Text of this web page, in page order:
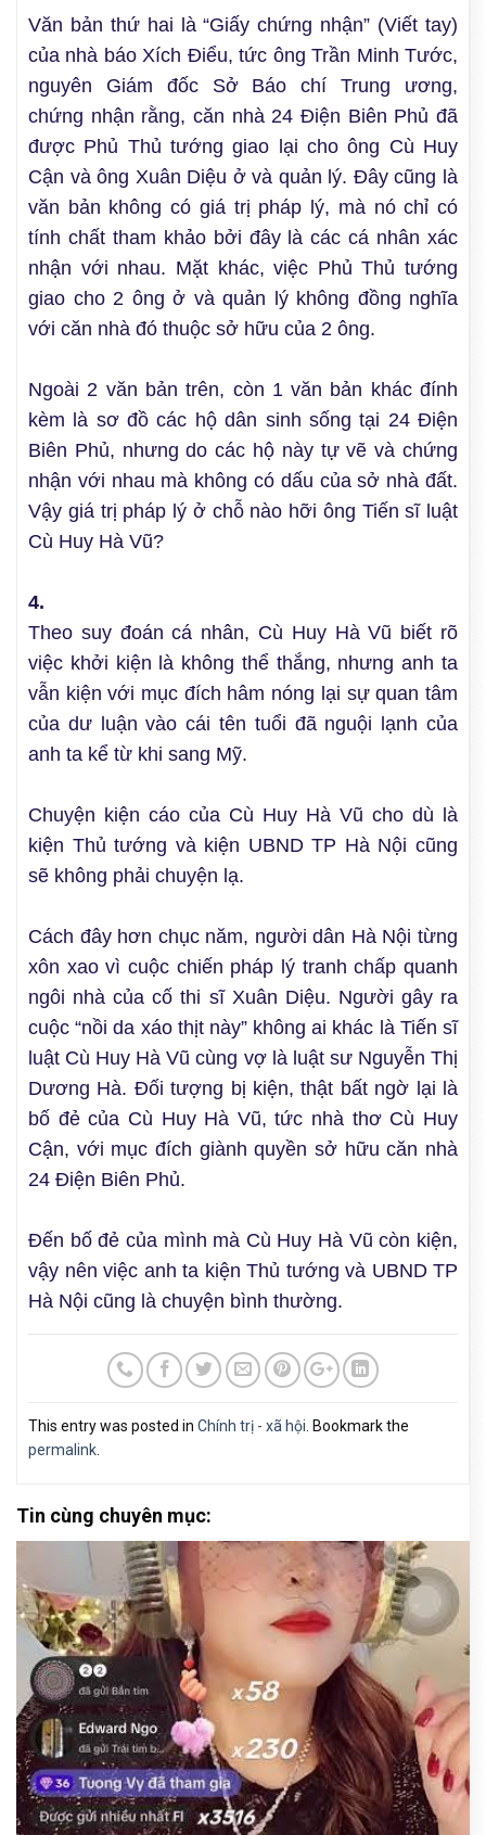
Văn bản thứ hai là “Giấy chứng nhận” (Viết tay)
của nhà báo Xích Điểu, tức ông Trần Minh Tước,
nguyên Giám đốc Sở Báo chí Trung ương,
chứng nhận rằng, căn nhà 24 Điện Biên Phủ đã
được Phủ Thủ tướng giao lại cho ông Cù Huy
Cận và ông Xuân Diệu ở và quản lý. Đây cũng là
văn bản không có giá trị pháp lý, mà nó chỉ có
tính chất tham khảo bởi đây là các cá nhân xác
nhận với nhau. Mặt khác, việc Phủ Thủ tướng
giao cho 2 ông ở và quản lý không đồng nghĩa
với căn nhà đó thuộc sở hữu của 2 ông.
Ngoài 2 văn bản trên, còn 1 văn bản khác đính
kèm là sơ đồ các hộ dân sinh sống tại 24 Điện
Biên Phủ, nhưng do các hộ này tự vẽ và chứng
nhận với nhau mà không có dấu của sở nhà đất.
Vậy giá trị pháp lý ở chỗ nào hỡi ông Tiến sĩ luật
Cù Huy Hà Vũ?
4.
Theo suy đoán cá nhân, Cù Huy Hà Vũ biết rõ
việc khởi kiện là không thể thắng, nhưng anh ta
vẫn kiện với mục đích hâm nóng lại sự quan tâm
của dư luận vào cái tên tuổi đã nguội lạnh của
anh ta kể từ khi sang Mỹ.
Chuyện kiện cáo của Cù Huy Hà Vũ cho dù là
kiện Thủ tướng và kiện UBND TP Hà Nội cũng
sẽ không phải chuyện lạ.
Cách đây hơn chục năm, người dân Hà Nội từng
xôn xao vì cuộc chiến pháp lý tranh chấp quanh
ngôi nhà của cố thi sĩ Xuân Diệu. Người gây ra
cuộc “nồi da xáo thịt này” không ai khác là Tiến sĩ
luật Cù Huy Hà Vũ cùng vợ là luật sư Nguyễn Thị
Dương Hà. Đối tượng bị kiện, thật bất ngờ lại là
bố đẻ của Cù Huy Hà Vũ, tức nhà thơ Cù Huy
Cận, với mục đích giành quyền sở hữu căn nhà
24 Điện Biên Phủ.
Đến bố đẻ của mình mà Cù Huy Hà Vũ còn kiện,
vậy nên việc anh ta kiện Thủ tướng và UBND TP
Hà Nội cũng là chuyện bình thường.
This entry was posted in Chính trị - xã hội . Bookmark the
permalink
Tin cùng chuyên mục: